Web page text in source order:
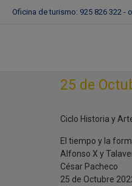
Oficina de turismo: 925 826 322 -
25 de
Ciclo Historia y
El tiempo y la
Alfonso X y
César Pacheco
25 de Octubre